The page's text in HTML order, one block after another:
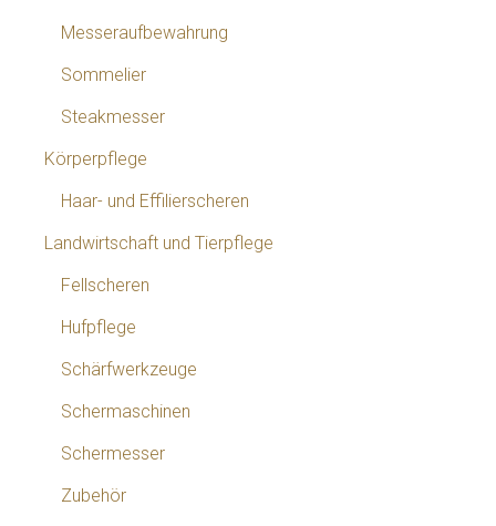
Messeraufbewahrung
Sommelier
Steakmesser
Körperpflege
Haar- und Effilierscheren
Landwirtschaft und Tierpflege
Fellscheren
Hufpflege
Schärfwerkzeuge
Schermaschinen
Schermesser
Zubehör